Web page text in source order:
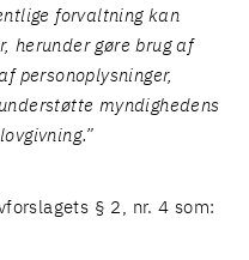
forvaltning kan
herunder gøre brug af
personoplysninger,
myndighedens
§ 2, nr. 4 som: